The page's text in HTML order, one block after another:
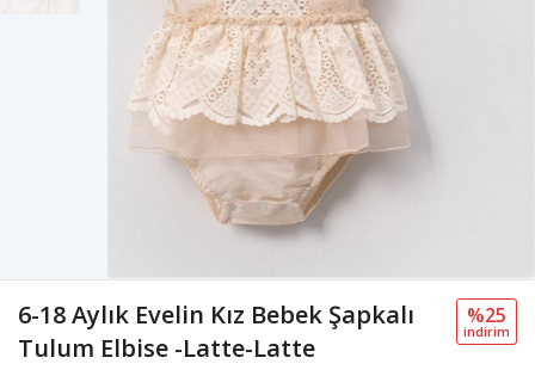
6-18 Aylık Evelin Kız Bebek Şapkalı
Tulum Elbise -Latte-Latte
%25
i̇ndi̇ri̇m